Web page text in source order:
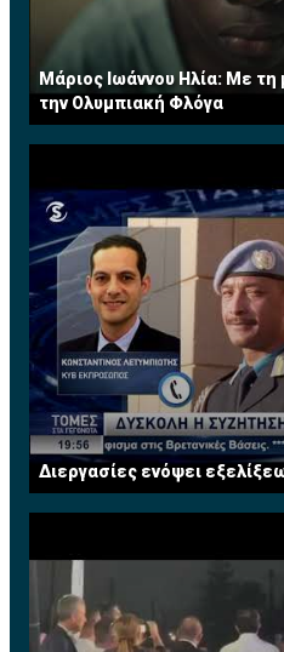
Μάριος Ιωάννου Ηλία: Με τη
την Ολυμπιακή Φλόγα
Διεργασίες ενόψει